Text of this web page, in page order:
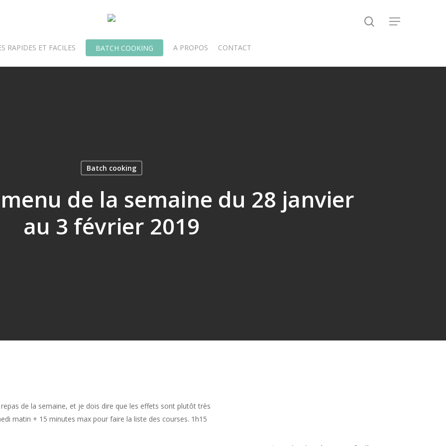
Menu
RAPIDES ET FACILES BATCH COOKING A PROPOS CONTACT
Batch cooking
de la semaine du 28 janvier
au 3 février 2019
de la semaine, et je dois dire que les effets sont plutôt très
matin + 15 minutes max pour faire la liste des courses. 1h15